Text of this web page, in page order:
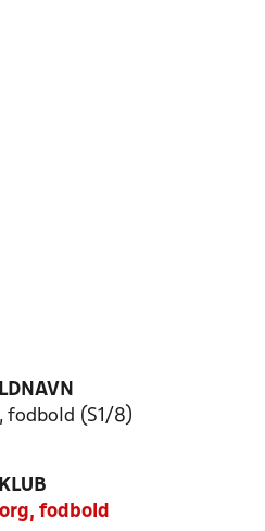
fodbold (S1/8)
KLUB
fodbold